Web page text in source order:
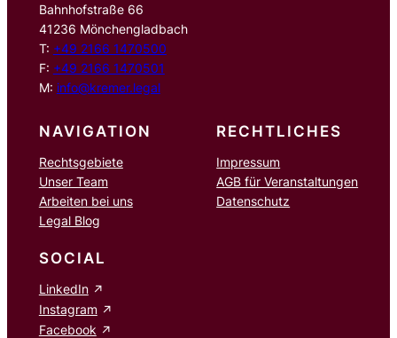
Bahnhofstraße 66
41236 Mönchengladbach
T: +49 2166 1470500
F: +49 2166 1470501
M: info@kremer.legal
NAVIGATION
Rechtsgebiete
Unser Team
Arbeiten bei uns
Legal Blog
RECHTLICHES
Impressum
AGB für Veranstaltungen
Datenschutz
SOCIAL
LinkedIn
Instagram
Facebook